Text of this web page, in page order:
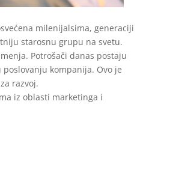
milenijalsima, generaciji
starosnu grupu na svetu.
Potrošači danas postaju
kompanija. Ovo je
razvoj.
iz oblasti marketinga i